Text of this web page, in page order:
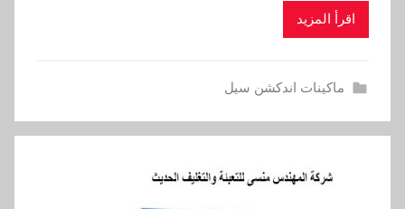
اقرأ المزيد
ماكينات اندكشن سيل